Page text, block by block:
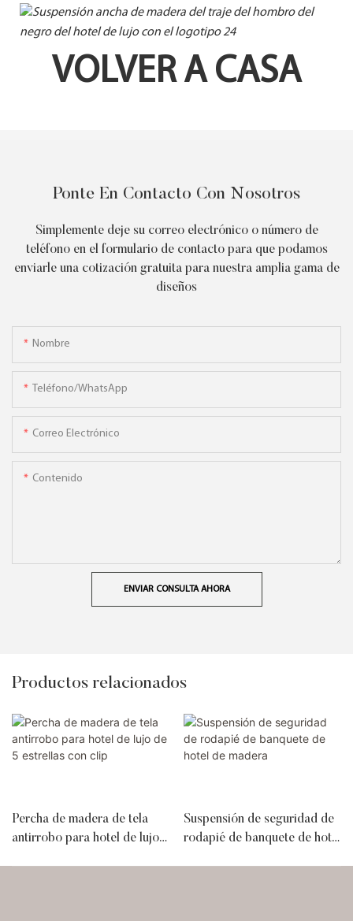
VOLVER A CASA
Ponte En Contacto Con Nosotros
Simplemente deje su correo electrónico o número de
teléfono en el formulario de contacto para que podamos
enviarle una cotización gratuita para nuestra amplia gama de
diseños
Nombre
Teléfono/WhatsApp
Correo Electrónico
Contenido
ENVIAR CONSULTA AHORA
Productos relacionados
Percha de madera de tela
antirrobo para hotel de lujo
Suspensión de seguridad de
rodapié de banquete de hotel